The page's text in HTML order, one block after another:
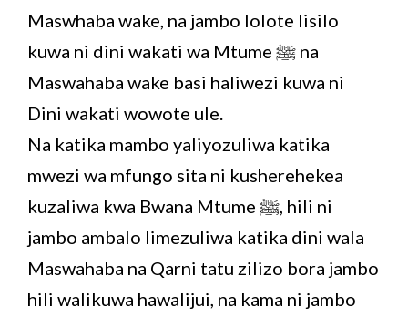
Maswhaba wake, na jambo lolote lisilo
kuwa ni dini wakati wa Mtume ﷺ na
Maswahaba wake basi haliwezi kuwa ni
Dini wakati wowote ule.
Na katika mambo yaliyozuliwa katika
mwezi wa mfungo sita ni kusherehekea
kuzaliwa kwa Bwana Mtume ﷺ, hili ni
jambo ambalo limezuliwa katika dini wala
Maswahaba na Qarni tatu zilizo bora jambo
hili walikuwa hawalijui, na kama ni jambo